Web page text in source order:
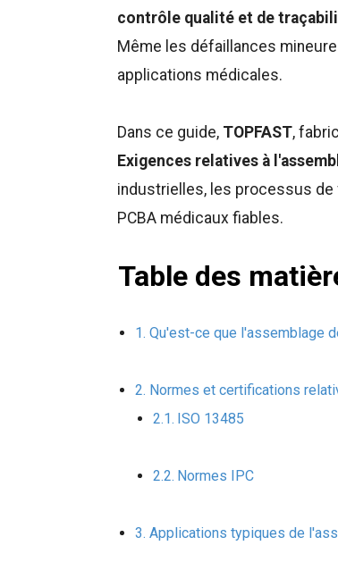
contrôle qualité et de
Même les défaillances
applications médicales.
Dans ce guide, TOPFAST,
Exigences relatives à
industrielles, les processus
PCBA médicaux fiables.
Table des
Qu'est-ce que l'assemblage
Normes et certifications
ISO 13485
Normes IPC
Applications typiques de